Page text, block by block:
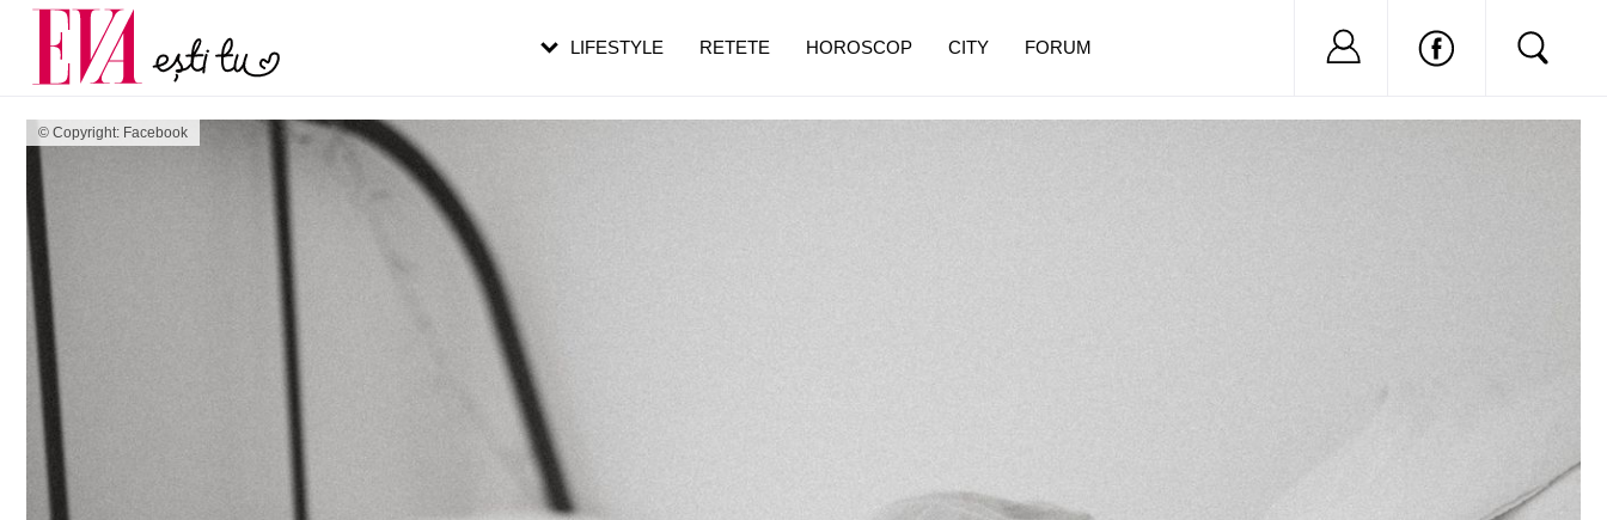
© Copyright: Facebook
LIFESTYLE RETETE HOROSCOP CITY FORUM Nu ai cont?
Carieră
Actualitate
pe măsură ce înaintezi în vârstă
de dureroasă este investigația